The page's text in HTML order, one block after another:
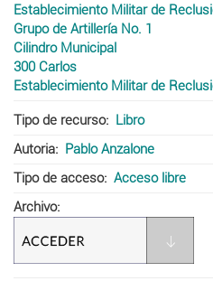
Establecimiento Militar de
Grupo de Artillería No. 1
Cilindro Municipal
300 Carlos
Establecimiento Militar de
Tipo de recurso
Libro
Autoria
Pablo Anzalone
Tipo de acceso
Acceso libre
Archivo